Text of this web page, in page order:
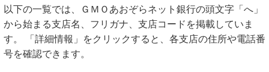
以下の一覧では、ＧＭＯあおぞらネット銀行の頭文字「へ」
から始まる支店名、フリガナ、支店コードを掲載していま
す。 「詳細情報」をクリックすると、各支店の住所や電話番
号を確認できます。